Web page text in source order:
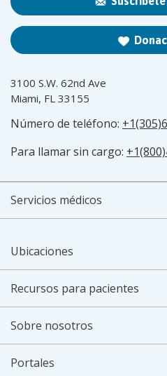
3100 S.W. 62nd Ave
Miami, FL 33155
Número de teléfono:
Para llamar sin cargo:
Servicios médicos
Ubicaciones
Recursos para pacientes
Sobre nosotros
Portales